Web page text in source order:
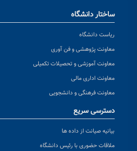
ساختار دانشگاه
ریاست دانشگاه
معاونت پژوهشی و فن آوری
معاونت آموزشی و تحصیلات تکمیلی
معاونت اداری مالی
معاونت فرهنگی و دانشجویی
دسترسی سریع
بیانیه صیانت از داده ها
ملاقات حضوری با رئیس دانشگاه